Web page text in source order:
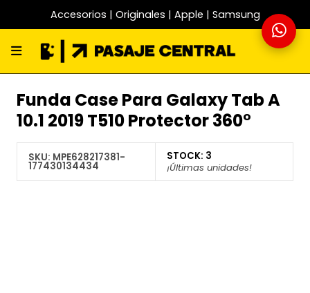
Accesorios | Originales | Apple | Samsung
Funda Case Para Galaxy Tab A
10.1 2019 T510 Protector 360°
SKU: MPE628217381-
177430134434
STOCK: 3
¡Últimas unidades!